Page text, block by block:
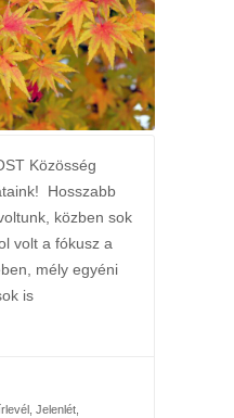
Hosszabb
közben sok
volt a fókusz a
mély egyéni
is
, Jelenlét,